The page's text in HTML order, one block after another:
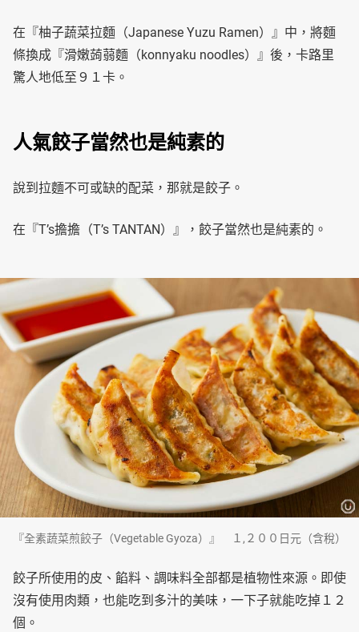
在『柚子蔬菜拉麵（Japanese Yuzu Ramen）』中，將麵
條換成『滑嫩蒟蒻麵（konnyaku noodles）』後，卡路里
驚人地低至９１卡。
人氣餃子當然也是純素的
說到拉麵不可或缺的配菜，那就是餃子。
在『T’s擔擔（T’s TANTAN）』，餃子當然也是純素的。
『全素蔬菜煎餃子（Vegetable Gyoza）』 １,２００日元（含稅）
餃子所使用的皮、餡料、調味料全部都是植物性來源。即使
沒有使用肉類，也能吃到多汁的美味，一下子就能吃掉１２
個。